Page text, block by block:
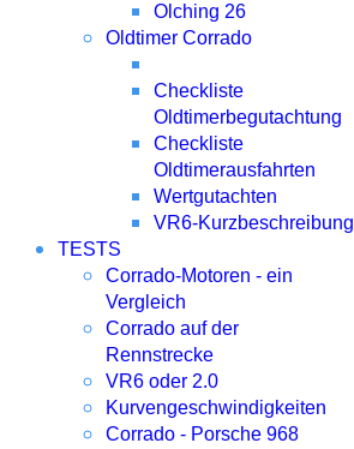
Olching 26
Oldtimer Corrado
Checkliste
Oldtimerbegutachtung
Checkliste
Oldtimerausfahrten
Wertgutachten
VR6-Kurzbeschreibung
TESTS
Corrado-Motoren - ein
Vergleich
Corrado auf der
Rennstrecke
VR6 oder 2.0
Kurvengeschwindigkeiten
Corrado - Porsche 968